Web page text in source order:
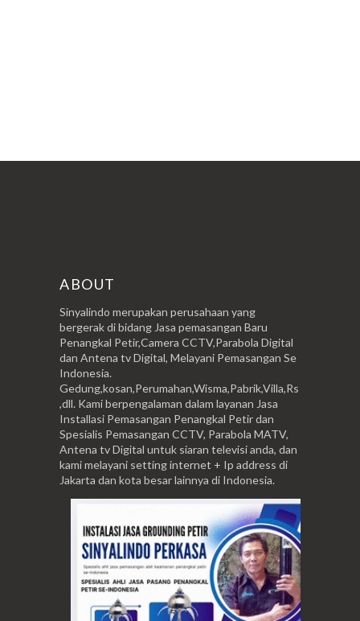
ABOUT
Sinyalindo merupakan perusahaan yang
bergerak di bidang Jasa pemasangan Baru
Penangkal Petir,Camera CCTV,Parabola Digital
dan Antena tv Digital, Melayani Pemasangan Se
Indonesia.
Gedung,kosan,Perumahan,Wisma,Pabrik,Villa,Rs
,dll. Kami berpengalaman dalam layanan Jasa
Installasi Pemasangan Penangkal Petir dan
Spesialis Pemasangan CCTV, Parabola MATV,
Antena tv Digital untuk siaran televisi anda, dan
kami melayani setting internet + Ip address di
Jakarta dan kota besar lainnya di Indonesia.